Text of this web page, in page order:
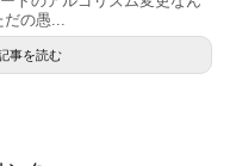
の愚...
事を読む